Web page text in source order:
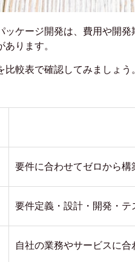
ッケージ開発は、費用や開
ります。
比較表で確認してみましょう。
要件に合わせてゼロから
要件定義・設計・開発・
自社の業務やサービスに